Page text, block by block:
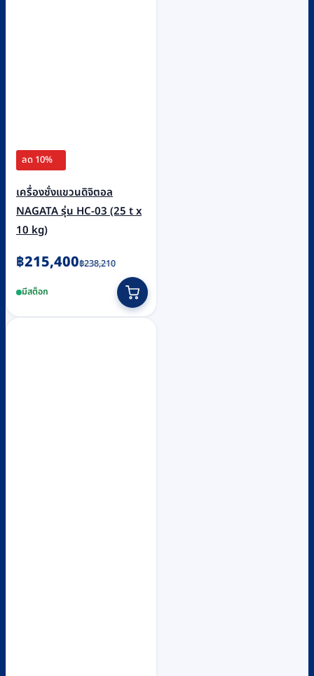
ลด 10%
เครื่องชั่งแขวนดิจิตอล
NAGATA รุ่น HC-03 (25 t x
10 kg)
฿238,210
Original
was:
฿238,210.
฿215,400
Current
is:
฿215,400.
มีสต็อก